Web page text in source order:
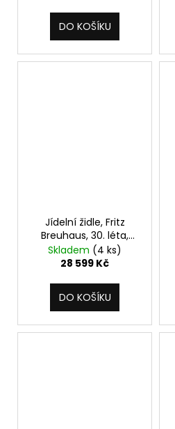
DO KOŠÍKU
Jídelní židle, Fritz
Breuhaus, 30. léta,
sada 4 ks
Skladem (4 ks)
28 599 Kč
DO KOŠÍKU